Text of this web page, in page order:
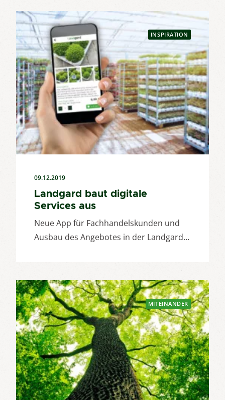
INSPIRATION
09.12.2019
Landgard baut digitale
Services aus
Neue App für Fachhandelskunden und
Ausbau des Angebotes in der Landgard…
MITEINANDER